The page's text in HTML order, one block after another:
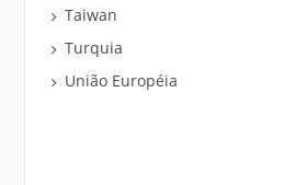
Taiwan
Turquia
União Européia